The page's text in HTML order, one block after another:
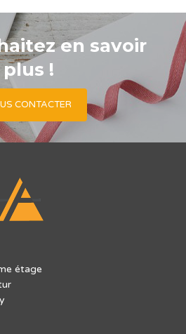
en savoir
plus !
CONTACTER
étage